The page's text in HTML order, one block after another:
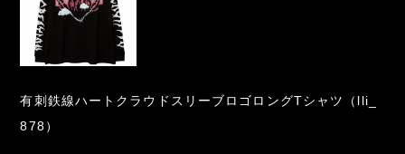
有刺鉄線ハートクラウドスリーブロゴロングTシャツ（lli_
878）